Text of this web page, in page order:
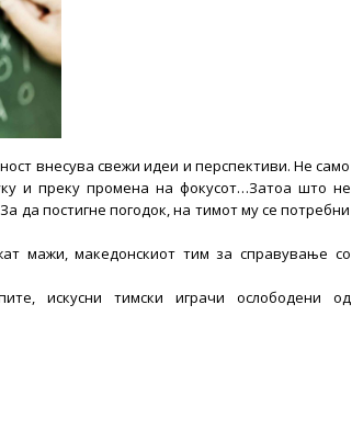
внесува свежи идеи и перспективи. Не само
и преку промена на фокусот…Затоа што не
да постигне погодок, на тимот му се потребни
мажи, македонскиот тим за справување со
искусни тимски играчи ослободени од